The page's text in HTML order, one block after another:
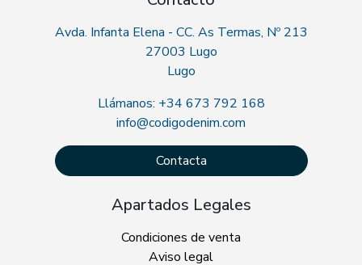
Avda. Infanta Elena - CC. As Termas, Nº 213
27003 Lugo
Lugo
Llámanos: +34 673 792 168
info@codigodenim.com
Contacta
Apartados Legales
Condiciones de venta
Aviso legal